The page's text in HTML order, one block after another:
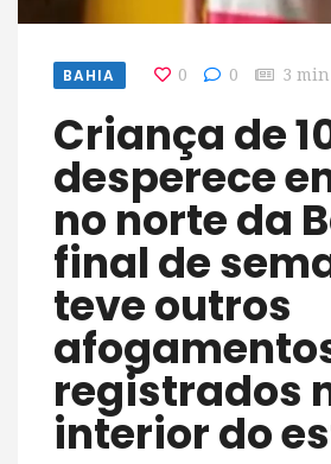
BAHIA 0 0 3
Criança de 10 anos
desperece
no norte da
final de
teve outros
registrados
interior do